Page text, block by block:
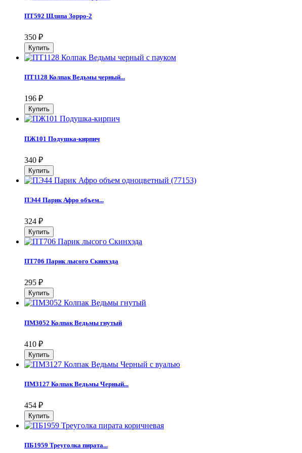
ПТ592 Шляпа Зорро-2
350 ₽
ПТ1128 Колпак Ведьмы черный...
196 ₽
ПЖ101 Подушка-кирпич
340 ₽
ПЭ44 Парик Афро объем...
324 ₽
ПТ706 Парик лысого Скинхэда
295 ₽
ПМ3052 Колпак Ведьмы гнутый
410 ₽
ПМ3127 Колпак Ведьмы Черный...
454 ₽
ПБ1959 Треуголка пирата...